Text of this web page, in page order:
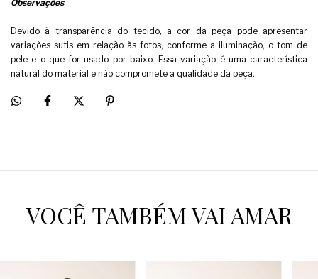
Observações
Devido à transparência do tecido, a cor da peça pode apresentar
variações sutis em relação às fotos, conforme a iluminação, o tom de
pele e o que for usado por baixo. Essa variação é uma característica
natural do material e não compromete a qualidade da peça.
VOCÊ TAMBÉM VAI AMAR